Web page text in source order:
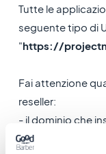
Tutte le
seguente tipo di
"https://
Fai attenzione
reseller:
- il dominio che
deve essere usato